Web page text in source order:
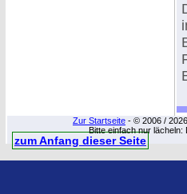
Zur Startseite - © 2006 /
Bitte einfach nur
zum Anfang dieser Seite